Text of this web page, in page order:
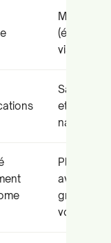
Moyenne
(éditeur
visuel)
Salesforce
et multi-
Plus lent
avec de
grands
volumes